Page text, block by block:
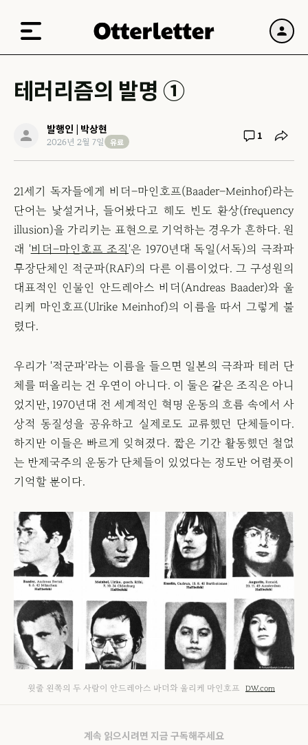
테러리즘의 발명 ①
발행인 | 박상현
2026년 2월 7일 유료 1
21세기 독자들에게 바더–마인호프(Baader–Meinhof)라는
단어는 낯설거나, 들어봤다고 해도 빈도 환상(frequency
illusion)을 가리키는 표현으로 기억하는 경우가 흔하다. 원
래 '바더–마인호프 조직 '은 1970년대 독일(서독)의 극좌파
무장단체인 적군파(RAF)의 다른 이름이었다. 그 구성원의
대표적인 인물인 안드레아스 바더(Andreas Baader)와 울
리케 마인호프(Ulrike Meinhof)의 이름을 따서 그렇게 불
렸다.
우리가 '적군파'라는 이름을 들으면 일본의 극좌파 테러 단
체를 떠올리는 건 우연이 아니다. 이 둘은 같은 조직은 아니
었지만, 1970년대 전 세계적인 혁명 운동의 흐름 속에서 사
상적 동질성을 공유하고 실제로도 교류했던 단체들이다.
하지만 이들은 빠르게 잊혀졌다. 짧은 기간 활동했던 철없
는 반제국주의 운동가 단체들이 있었다는 정도만 어렴풋이
기억할 뿐이다.
윗줄 왼쪽의 두 사람이 안드레아스 바더와 울리케 마인호프 DW.com
계속 읽으시려면 지금 구독해주세요